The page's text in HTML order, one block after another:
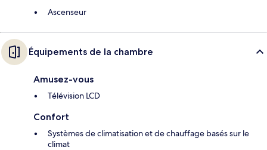
Ascenseur
Équipements de la chambre
Amusez-vous
Télévision LCD
Confort
Systèmes de climatisation et de chauffage basés sur le
climat